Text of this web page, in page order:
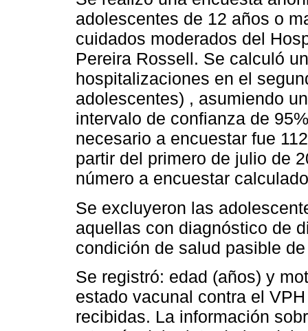
adolescentes de 12 años o
cuidados moderados del
Pereira Rossell. Se calculó
hospitalizaciones en el
adolescentes) , asumiendo
intervalo de confianza de
necesario a encuestar fue
partir del primero de julio de
número a encuestar
Se excluyeron las
aquellas con diagnóstico de
condición de salud pasible
Se registró: edad (años) y
estado vacunal contra el
recibidas. La información